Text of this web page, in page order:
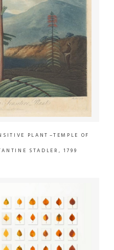
PLANT –TEMPLE OF
STADLER, 1799